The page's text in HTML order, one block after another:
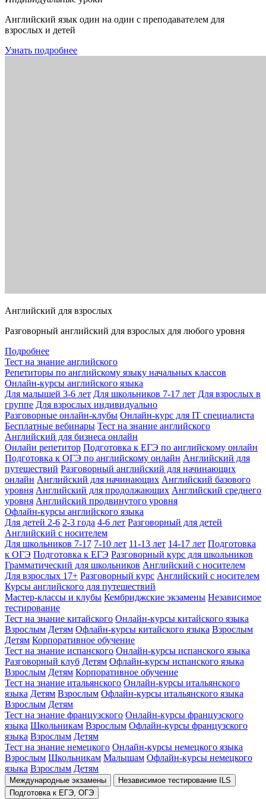
Английский язык один на один с преподавателем для
взрослых и детей
Узнать подробнее
Английский для взрослых
Разговорный английский для взрослых для любого уровня
Подробнее
Тест на знание английского
Репетиторы по английскому языку начальных классов
Онлайн-курсы английского языка
Для малышей 3-6 лет Для школьников 7-17 лет Для взрослых в
группе Для взрослых индивидуально
Разговорные онлайн-клубы Онлайн-курс для IT специалиста
Бесплатные вебинары Тест на знание английского
Английский для бизнеса онлайн
Онлайн репетитор Подготовка к ЕГЭ по английскому онлайн
Подготовка к ОГЭ по английскому онлайн Английский для
путешествий Разговорный английский для начинающих
онлайн Английский для начинающих Английский базового
уровня Английский для продолжающих Английский среднего
уровня Английский продвинутого уровня
Офлайн-курсы английского языка
Для детей 2-6 2-3 года 4-6 лет Разговорный для детей
Английский с носителем
Для школьников 7-17 7-10 лет 11-13 лет 14-17 лет Подготовка
к ОГЭ Подготовка к ЕГЭ Разговорный курс для школьников
Грамматический для школьников Английский с носителем
Для взрослых 17+ Разговорный курс Английский с носителем
Курсы английского для путешествий
Мастер-классы и клубы Кембриджские экзамены Независимое
тестирование
Тест на знание китайского Онлайн-курсы китайского языка
Взрослым Детям Офлайн-курсы китайского языка Взрослым
Детям Корпоративное обучение
Тест на знание испанского Онлайн-курсы испанского языка
Разговорный клуб Детям Офлайн-курсы испанского языка
Взрослым Детям Корпоративное обучение
Тест на знание итальянского Онлайн-курсы итальянского
языка Детям Взрослым Офлайн-курсы итальянского языка
Взрослым Детям
Тест на знание французского Онлайн-курсы французского
языка Школьникам Взрослым Офлайн-курсы французского
языка Взрослым Детям
Тест на знание немецкого Онлайн-курсы немецкого языка
Взрослым Школьникам Малышам Офлайн-курсы немецкого
языка Взрослым Детям
Международные экзамены
Независимое тестирование ILS
Подготовка к ЕГЭ, ОГЭ